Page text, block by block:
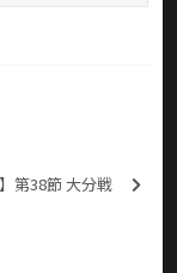
第38節 大分戦